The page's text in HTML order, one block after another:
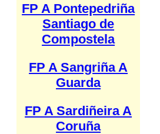
FP A Pontepedriña
Santiago de
Compostela
FP A Sangriña A
Guarda
FP A Sardiñeira A
Coruña